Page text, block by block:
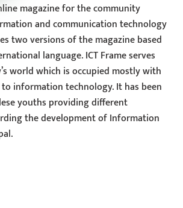
magazine for the community
and communication technology
two versions of the magazine based
language. ICT Frame serves
world which is occupied mostly with
information technology. It has been
youths providing different
the development of Information